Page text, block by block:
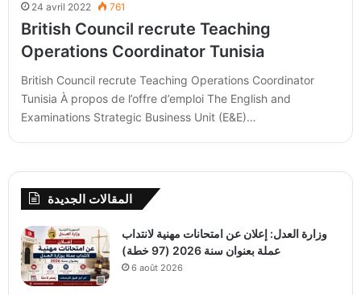
24 avril 2022 761
British Council recrute Teaching
Operations Coordinator Tunisia
British Council recrute Teaching Operations Coordinator
Tunisia À propos de l’offre d’emploi The English and
Examinations Strategic Business Unit (E&E)…
المقالات الجديدة
وزارة العدل: إعلان عن امتحانات مهنية لانتداب
عملة بعنوان سنة 2026 (97 خطة)
6 août 2026